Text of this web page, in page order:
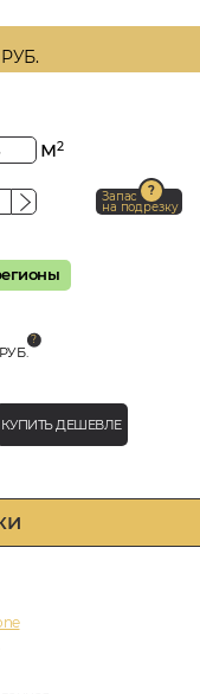
РУБ.
м2
Запас
на подрезку
РУБ.
КУПИТЬ ДЕШЕВЛЕ